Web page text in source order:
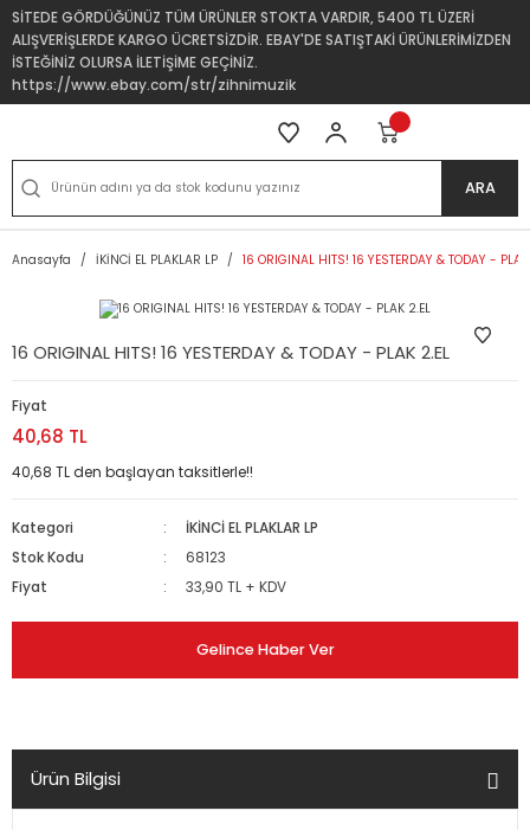
SİTEDE GÖRDÜĞÜNÜZ TÜM ÜRÜNLER STOKTA VARDIR, 5400 TL ÜZERİ
ALIŞVERİŞLERDE KARGO ÜCRETSİZDİR. EBAY'DE SATIŞTAKİ ÜRÜNLERİMİZDEN
İSTEĞİNİZ OLURSA İLETİŞİME GEÇİNİZ.
https://www.ebay.com/str/zihnimuzik
ARA
Anasayfa İKİNCİ EL PLAKLAR LP 16 ORIGINAL HITS! 16 YESTERDAY & TODAY -
16 ORIGINAL HITS! 16 YESTERDAY & TODAY - PLAK 2.EL
Fiyat
40,68 TL
40,68 TL den başlayan taksitlerle!!
Kategori
İKİNCİ EL PLAKLAR LP
Stok Kodu
68123
Fiyat
33,90 TL + KDV
Gelince Haber Ver
Ürün Bilgisi